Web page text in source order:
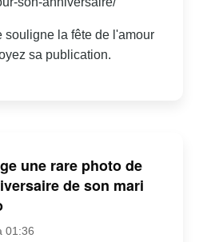
souligne la fête de l'amour
sa publication.
une rare photo de
de son mari
01:36